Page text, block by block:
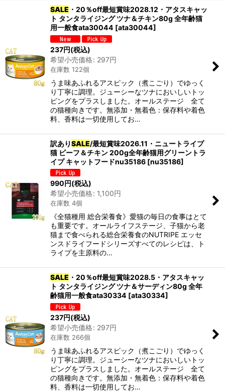
SALE ・20％off最短賞味2028.12・アタスキャッ
ト タンタライジング ツナ＆チキン80g 全年齢猫
用一般食ata30044 [ata30044]
237円(税込)
希望小売価格: 297円
在庫数 122個
うま味あふれるアスピック（煮こごり）でゆっく
り丁寧に調理。ジューシーなツナにおいしいトッ
ピングをプラスしました。オールステージ 全て
の猫種向きです。無添加・無着色：保存料や着色
料、香料は一切使用してお…
訳ありSALE/最短賞味2026.11・ニュートライプ
猫 ビーフ＆チキン 200g全年齢猫用グリーントラ
イプ キャットフードnu35186 [nu35186]
990 円(税込)
希望小売価格: 1,100円
在庫数 4個
《全猫種用 総合栄養食》愛猫の毎日の食事はとて
も重要です。オールライフステージ、子猫から老
猫まで食べられる総合栄養食のNUTRIPE エッセ
ンスドライフードシリーズすべてのレシピは、ト
ライプを主原料の…
SALE ・20％off最短賞味2028.5・アタスキャッ
ト タンタライジング ツナ＆サーディン80g 全年
齢猫用一般食ata30334 [ata30334]
237円(税込)
希望小売価格: 297円
在庫数 266個
うま味あふれるアスピック（煮こごり）でゆっく
り丁寧に調理。ジューシーなツナにおいしいトッ
ピングをプラスしました。オールステージ 全て
の猫種向きです。無添加・無着色：保存料や着色
料、香料は一切使用してお…